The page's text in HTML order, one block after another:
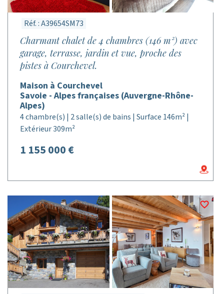
Réf. : A39654SM73
Charmant chalet de 4 chambres (146 m²) avec
garage, terrasse, jardin et vue, proche des
pistes à Courchevel.
Maison à Courchevel
Savoie - Alpes françaises (Auvergne-Rhône-
Alpes)
4 chambre(s) | 2 salle(s) de bains | Surface 146m² |
Extérieur 309m²
1 155 000 €